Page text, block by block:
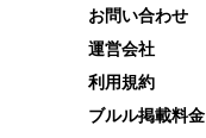
お問い合わせ
運営会社
利用規約
ブルル掲載料金